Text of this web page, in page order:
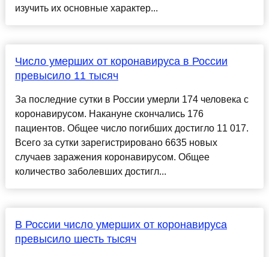
изучить их основные характер...
Число умерших от коронавируса в России
превысило 11 тысяч
За последние сутки в России умерли 174 человека с
коронавирусом. Накануне скончались 176
пациентов. Общее число погибших достигло 11 017.
Всего за сутки зарегистрировано 6635 новых
случаев заражения коронавирусом. Общее
количество заболевших достигл...
В России число умерших от коронавируса
превысило шесть тысяч